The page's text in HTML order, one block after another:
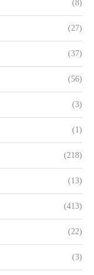
(8)
(27)
(37)
(56)
(3)
(1)
(218)
(13)
(413)
(22)
(3)